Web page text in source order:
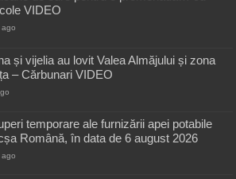
VIDEO
ago
și vijelia au lovit Valea Almăjului și zona
– Cărbunari VIDEO
temporare ale furnizării apei potabile
Română, în data de 6 august 2026
ago